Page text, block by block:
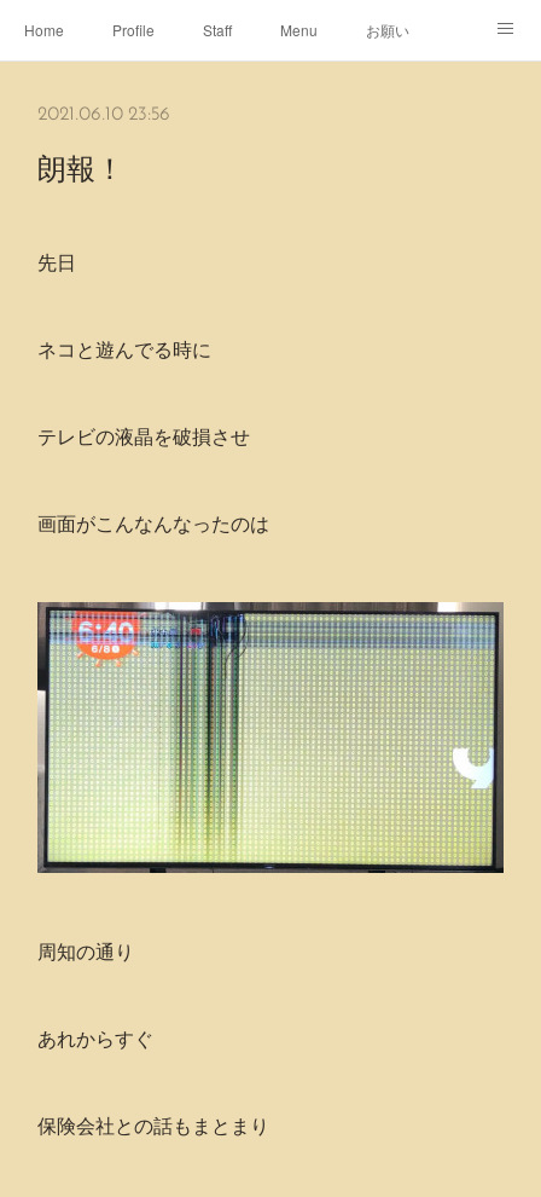
Home Profile Staff Menu お願い
2021.06.10 23:56
朗報！
先日
ネコと遊んでる時に
テレビの液晶を破損させ
画面がこんなんなったのは
周知の通り
あれからすぐ
保険会社との話もまとまり